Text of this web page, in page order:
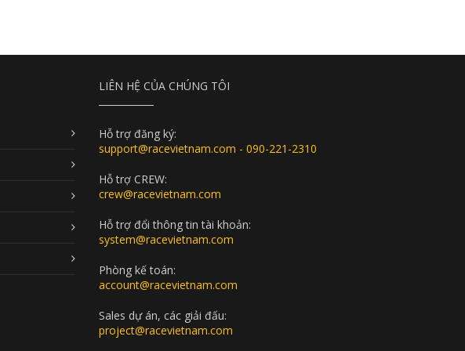
LIÊN HỆ CỦA CHÚNG TÔI
Hỗ trợ đăng ký:
support@racevietnam.com - 090-221-2310
Hỗ trợ CREW:
crew@racevietnam.com
Hỗ trợ đổi thông tin tài khoản:
system@racevietnam.com
Phòng kế toán:
account@racevietnam.com
Sales dự án, các giải đấu:
project@racevietnam.com